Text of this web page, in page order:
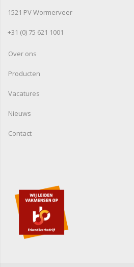
1521 PV Wormerveer
+31 (0) 75 621 1001
Over ons
Producten
Vacatures
Nieuws
Contact